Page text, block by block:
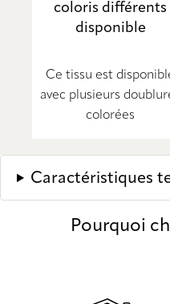
coloris différents
disponible
Ce tissu est
avec plusieurs
colorées
Caractéristiques
Pourquoi